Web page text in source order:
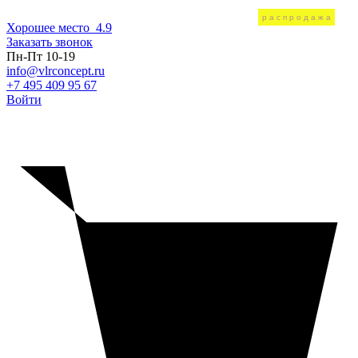
Хорошее место 4.9
Заказать звонок
Пн-Пт 10-19
info@vlrconcept.ru
+7 495 409 95 67
Войти
распродажа